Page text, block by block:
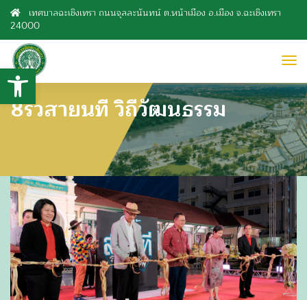
เทศบาลฉะเชิงเทรา ถนนจุลละนันทน์ ต.หน้าเมือง อ.เมือง จ.ฉะเชิงเทรา
24000
8ริ้วสายนที วิถีวัฒนธรรม
Open toolbar